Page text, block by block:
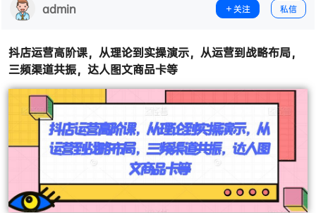
admin 关注 私信
抖店运营高阶课，从理论到实操演示，从运营到战略布局，
三频渠道共振，达人图文商品卡等